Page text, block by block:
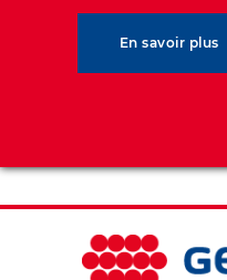
En savoir plus